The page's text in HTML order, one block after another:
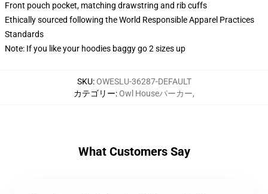
Front pouch pocket, matching drawstring and rib cuffs
Ethically sourced following the World Responsible Apparel Practices
Standards
Note: If you like your hoodies baggy go 2 sizes up
SKU:OWESLU-36287-DEFAULT
カテゴリー:Owl Houseパーカー,
What Customers Say